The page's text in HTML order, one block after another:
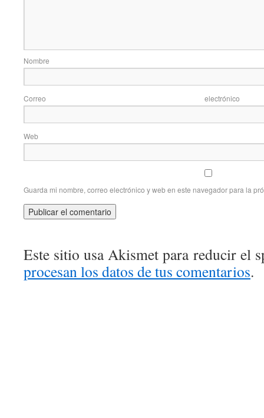
Correo
Web
Guarda mi nombre, correo electrónico y web en este navegador para la
Este sitio usa Akismet para reducir el
procesan los datos de tus comentarios.